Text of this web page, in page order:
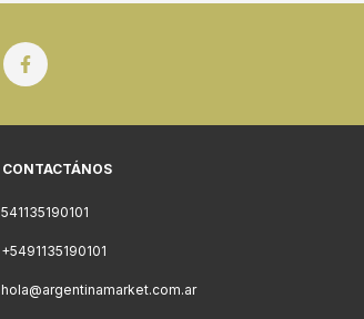
CONTACTÁNOS
541135190101
+5491135190101
hola@argentinamarket.com.ar